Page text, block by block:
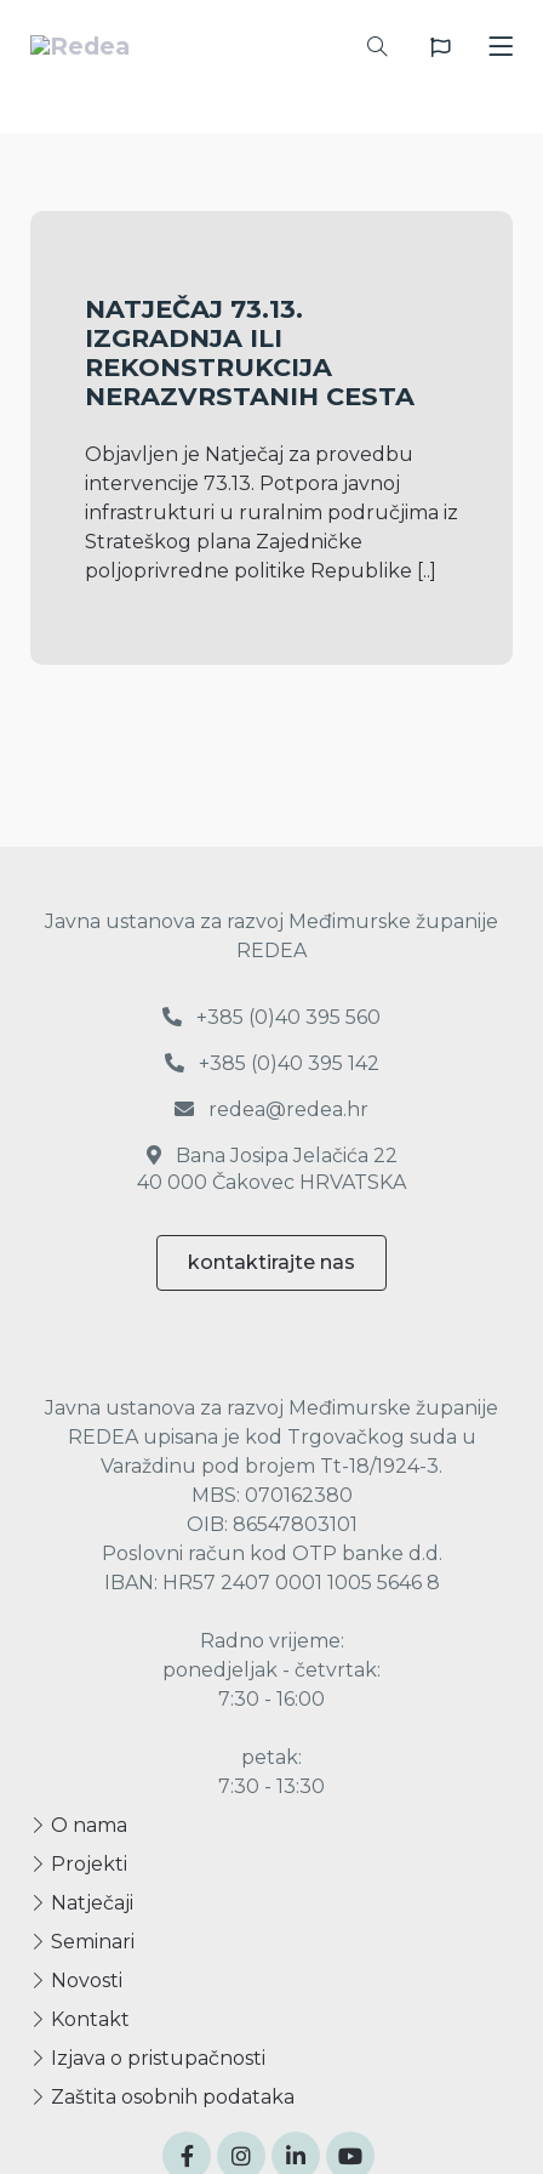
NATJEČAJ 73.13.
IZGRADNJA ILI
REKONSTRUKCIJA
NERAZVRSTANIH CESTA
Objavljen je Natječaj za provedbu
intervencije 73.13. Potpora javnoj
infrastrukturi u ruralnim područjima iz
Strateškog plana Zajedničke
poljoprivredne politike Republike [..]
Javna ustanova za razvoj Međimurske županije
REDEA
+385 (0)40 395 560
+385 (0)40 395 142
redea@redea.hr
Bana Josipa Jelačića 22
40 000 Čakovec HRVATSKA
kontaktirajte nas
Javna ustanova za razvoj Međimurske županije
REDEA upisana je kod Trgovačkog suda u
Varaždinu pod brojem Tt-18/1924-3.
MBS: 070162380
OIB: 86547803101
Poslovni račun kod OTP banke d.d.
IBAN: HR57 2407 0001 1005 5646 8
Radno vrijeme:
ponedjeljak - četvrtak:
7:30 - 16:00
petak:
7:30 - 13:30
O nama
Projekti
Natječaji
Seminari
Novosti
Kontakt
Izjava o pristupačnosti
Zaštita osobnih podataka